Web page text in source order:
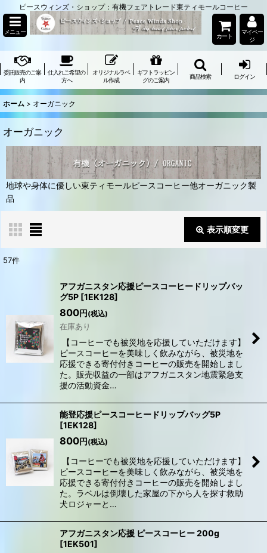
ピースウィンズ・ショップ：有機フェアトレード東ティモールコーヒー
メニュー
カート
マイペー
ジ
委託販売のご案
内
仕入れご希望の
方へ
オリジナルラベ
ル作成
ギフトラッピン
グのご案内
商品検索 ログイン
ホーム > オーガニック
オーガニック
地球や身体に優しい東ティモールピースコーヒー他オーガニック製
品
表示順変更
在庫あり
並び順:
絞り込む
57件
アフガニスタン応援ピースコーヒードリップバッ
グ5P [1EK128]
800円 (税込)
在庫あり
【コーヒーでも被災地を応援していただけます】
ピースコーヒーを美味しく飲みながら、被災地を
応援できる寄付付きコーヒーの販売を開始しまし
た。販売収益の一部はアフガニスタン地震緊急支
援の活動資金…
能登応援ピースコーヒードリップバッグ5P
[1EK128]
800円 (税込)
【コーヒーでも被災地を応援していただけます】
ピースコーヒーを美味しく飲みながら、被災地を
応援できる寄付付きコーヒーの販売を開始しまし
た。ラベルは倒壊した家屋の下から人を探す救助
犬ロジャーと…
アフガニスタン応援 ピースコーヒー 200g
[1EK501]